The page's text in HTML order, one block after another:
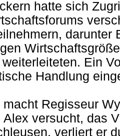
hatte sich
darunter
Ein
Handlung
macht Regisseur
Alex versucht, das
verliert er